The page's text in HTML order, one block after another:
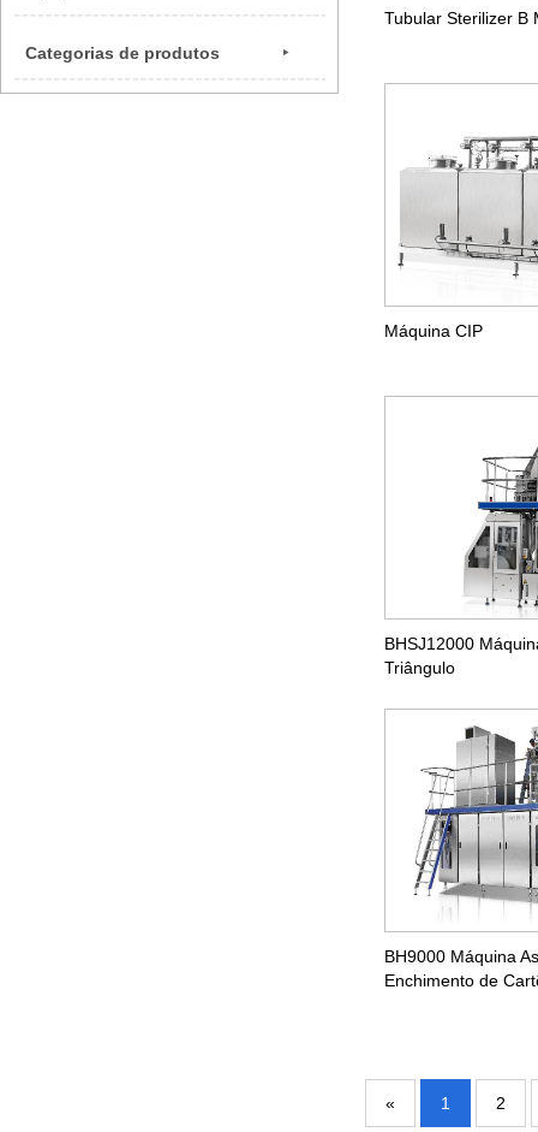
Categorias de produtos
Tubular Sterilizer B
Máquina CIP
BHSJ12000
Triângulo
BH9000 Máquina
Enchimento de
« 1 2